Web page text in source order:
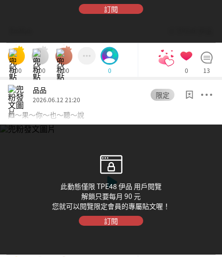
訂閱
300 300 100 0 0 13
品品
2026.06.12 21:20
限定
如～果～你～也～聽～說
此動態僅限 TPE48 伊品 用戶閱覽
解鎖只要每月 90 元
您就可以閱覽限定會員的專屬貼文喔！
訂閱